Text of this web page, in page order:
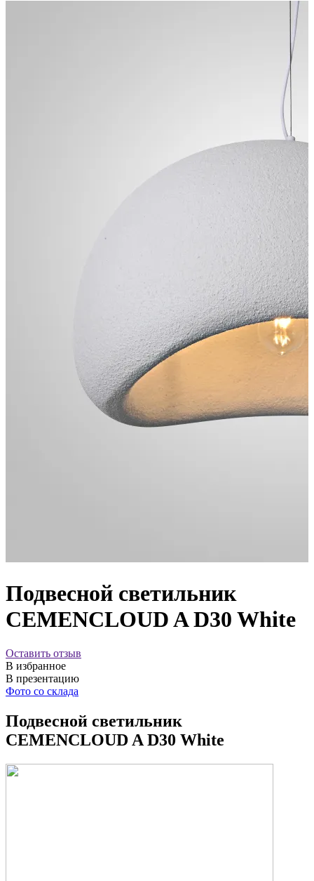
Подвесной светильник
CEMENCLOUD A D30 White
Оставить отзыв
В избранное
В презентацию
Фото со склада
Подвесной светильник
CEMENCLOUD A D30 White